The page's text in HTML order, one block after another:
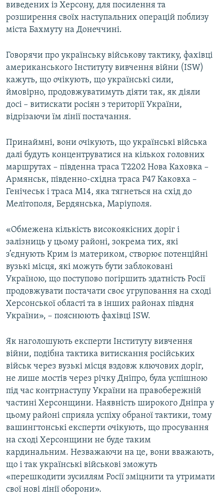
виведених із Херсону, для посилення та
розширення своїх наступальних операцій поблизу
міста Бахмуту на Донеччині.
Говорячи про українську військову тактику, фахівці
американського Інституту вивчення війни (ISW)
кажуть, що очікують, що українські сили,
ймовірно, продовжуватимуть діяти так, як діяли
досі – витискати росіян з території України,
відрізаючи їм лінії постачання.
Принаймні, вони очікують, що українські війська
далі будуть концентруватися на кількох головних
маршрутах – південна траса Т2202 Нова Каховка –
Армянськ, південно-східна траса Р47 Каковха –
Генічеськ і траса М14, яка тягнеться на схід до
Мелітополя, Бердянська, Маріуполя.
«Обмежена кількість високоякісних доріг і
залізниць у цьому районі, зокрема тих, які
з’єднують Крим із материком, створює потенційні
вузькі місця, які можуть бути заблоковані
Україною, що поступово погіршить здатність Росії
продовжувати постачати своє угруповання на сході
Херсонської області та в інших районах півдня
України», – пояснюють фахівці ISW.
Як наголошують експерти Інституту вивчення
війни, подібна тактика витискання російських
військ через вузькі місця вздовж ключових доріг,
не лише мостів через річку Дніпро, була успішною
під час контрнаступу України на правобережній
частині Херсонщини. Наявність широкого Дніпра у
цьому районі сприяла успіху обраної тактики, тому
вашингтонські експерти очікують, що просування
на сході Херсонщини не буде таким
кардинальним. Незважаючи на це, вони вважають,
що і так українські військові зможуть
«перешкодити зусиллям Росії зміцнити та утримати
свої нові лінії оборони».